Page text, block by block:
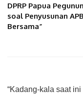
DPRP Papua
soal Penyusunan
Bersama”
“Kadang-kala saat